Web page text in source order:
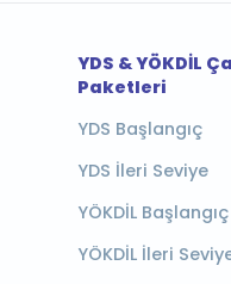
YDS & YÖKDİL
Paketleri
YDS Başlangıç
YDS İleri Seviye
YÖKDİL Başlangıç
YÖKDİL İleri